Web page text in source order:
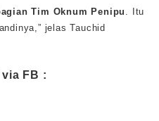
Tim Oknum Penipu
. Itu
jelas Tauchid
FB :